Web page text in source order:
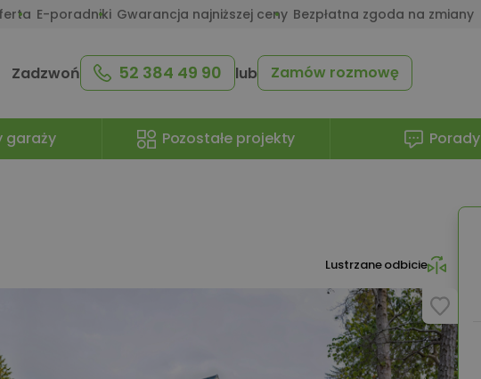
E-poradniki Gwarancja najniższej ceny Bezpłatna zgoda na zmiany
Zadzwoń 52 384 49 90 lub Zamów rozmowę
garaży Pozostałe projekty Porady
Lustrzane odbicie